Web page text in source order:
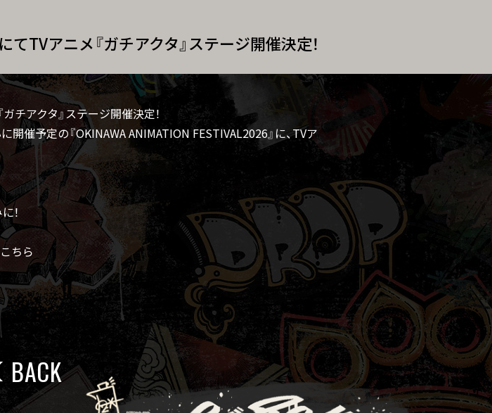
TVアニメ『ガチアクタ』ステージ開催決定！
チアクタ』ステージ開催決定！
開催予定の『OKINAWA ANIMATION FESTIVAL2026』に、TVア
！
ちら
BACK